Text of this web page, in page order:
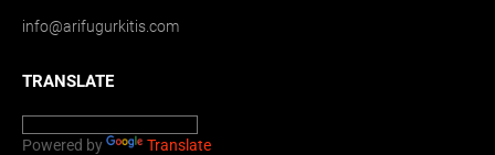
info@arifugurkitis.com
TRANSLATE
Powered by Translate